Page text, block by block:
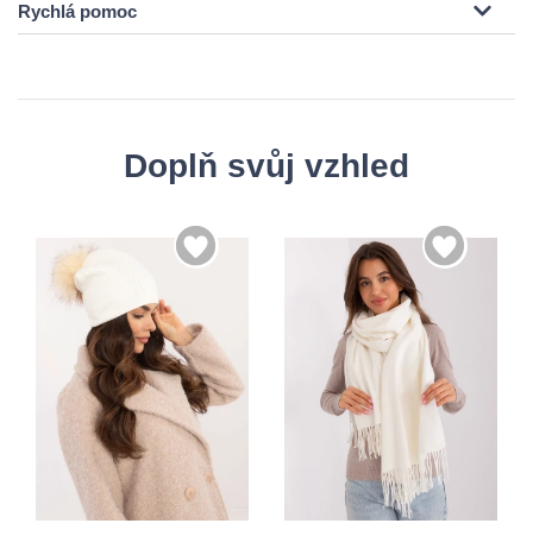
Rychlá pomoc
Doplň svůj vzhled
Univerzální Univerzální